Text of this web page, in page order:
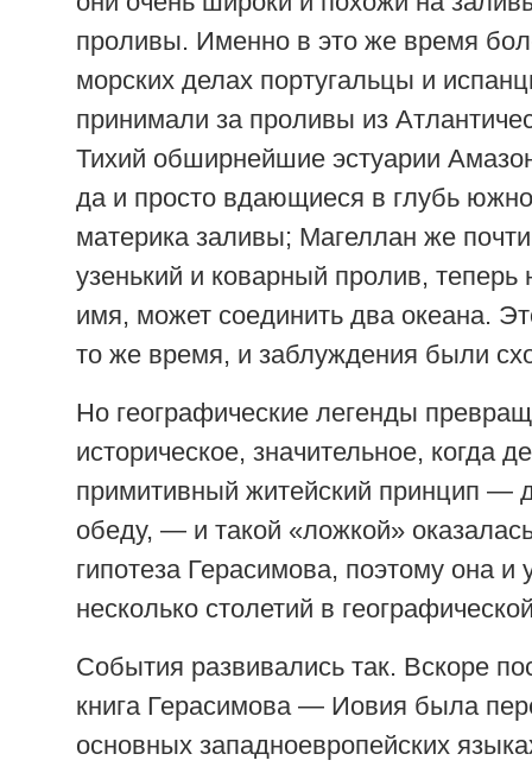
проливы. Именно в это же время
морских делах португальцы и
принимали за проливы из
Тихий обширнейшие эстуарии
да и просто вдающиеся в глубь
материка заливы; Магеллан же
узенький и коварный пролив, теперь
имя, может соединить два океана.
то же время, и заблуждения были
Но географические легенды
историческое, значительное, когда
примитивный житейский принцип —
обеду, — и такой «ложкой»
гипотеза Герасимова, поэтому она и
несколько столетий в
События развивались так. Вскоре
книга Герасимова — Иовия была
основных западноевропейских